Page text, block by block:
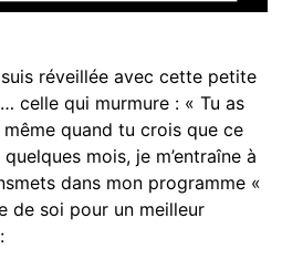
réveillée avec cette petite
celle qui murmure : « Tu as
quand tu crois que ce
quelques mois, je m’entraîne à
dans mon programme «
de soi pour un meilleur